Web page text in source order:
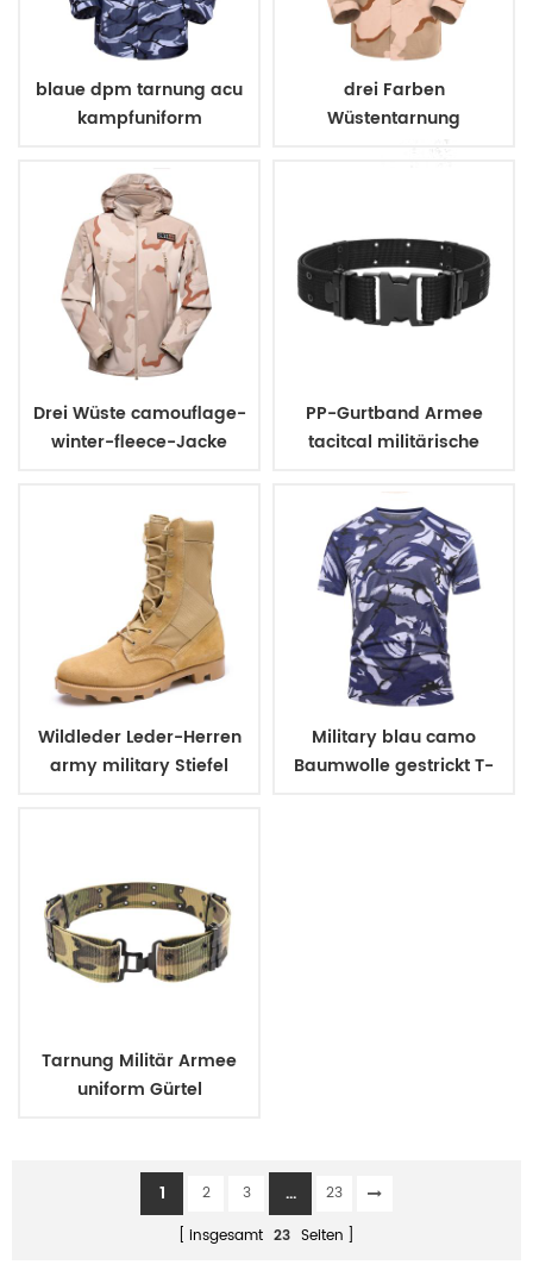
blaue dpm tarnung acu
kampfuniform
drei Farben
Wüstentarnung
Drei Wüste camouflage-
winter-fleece-Jacke
PP-Gurtband Armee
tacitcal militärische
Wildleder Leder-Herren
army military Stiefel
Military blau camo
Baumwolle gestrickt T-
Tarnung Militär Armee
uniform Gürtel
1 2 3 ...
23
insgesamt 23 Seiten